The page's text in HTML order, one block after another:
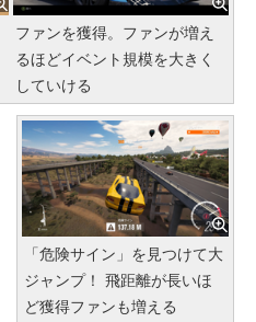
ファンを獲得。ファンが増え
るほどイベント規模を大きく
していける
「危険サイン」を見つけて大
ジャンプ！ 飛距離が長いほ
ど獲得ファンも増える